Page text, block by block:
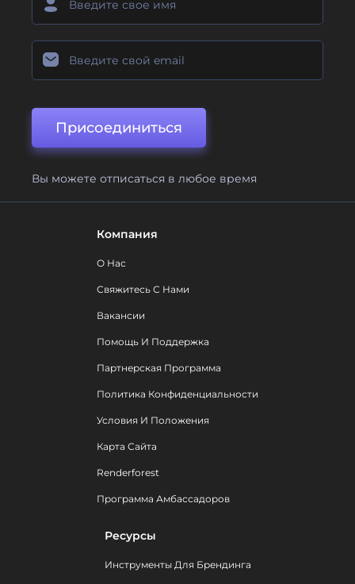
Присоединиться
Вы можете отписаться в любое время
Компания
О Нас
Свяжитесь С Нами
Вакансии
Помощь И Поддержка
Партнерская Программа
Политика Конфиденциальности
Условия И Положения
Карта Сайта
Renderforest
Программа Амбассадоров
Ресурсы
Инструменты Для Брендинга